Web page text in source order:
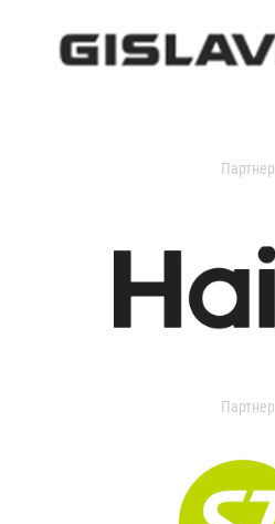
Партнер
Партнер